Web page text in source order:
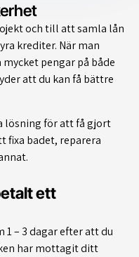
och till att samla lån
krediter. När man
pengar på både
att du kan få bättre
lösning för att få gjort
fixa badet, reparera
ett
– 3 dagar efter att du
har mottagit ditt